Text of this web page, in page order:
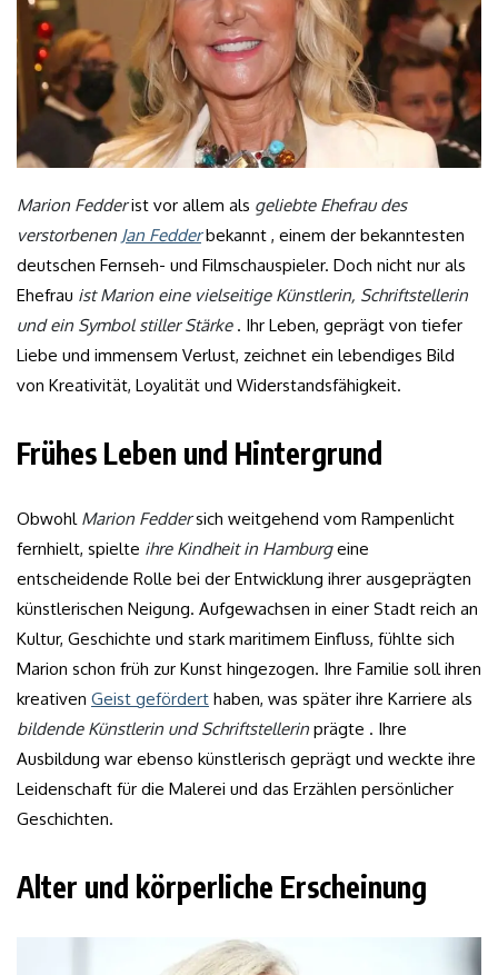
Marion Fedderist vor allem als geliebte Ehefrau des
verstorbenen Jan Fedderbekannt , einem der bekanntesten
deutschen Fernseh- und Filmschauspieler. Doch nicht nur als
Ehefrau ist Marion eine vielseitige Künstlerin, Schriftstellerin
und ein Symbol stiller Stärke. Ihr Leben, geprägt von tiefer
Liebe und immensem Verlust, zeichnet ein lebendiges Bild
von Kreativität, Loyalität und Widerstandsfähigkeit.
Frühes Leben und Hintergrund
Obwohl Marion Feddersich weitgehend vom Rampenlicht
fernhielt, spielte ihre Kindheit in Hamburgeine
entscheidende Rolle bei der Entwicklung ihrer ausgeprägten
künstlerischen Neigung. Aufgewachsen in einer Stadt reich an
Kultur, Geschichte und stark maritimem Einfluss, fühlte sich
Marion schon früh zur Kunst hingezogen. Ihre Familie soll ihren
kreativen Geist gefördert haben, was später ihre Karriere als
bildende Künstlerin und Schriftstellerin prägte . Ihre
Ausbildung war ebenso künstlerisch geprägt und weckte ihre
Leidenschaft für die Malerei und das Erzählen persönlicher
Geschichten.
Alter und körperliche Erscheinung